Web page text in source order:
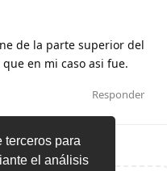
terceros para
el análisis
de la parte superior del
en mi caso asi fue.
Responder